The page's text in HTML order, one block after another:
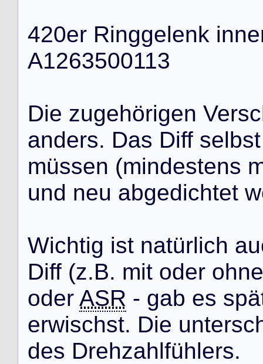
420er Ringgelenk inne
A1263500113
Die zugehörigen Versc
anders. Das Diff selbst
müssen (mindestens
und neu abgedichtet w
Wichtig ist natürlich au
Diff (z.B. mit oder ohne
oder ASR - gab es spä
erwischst. Die untersc
des Drehzahlfühlers.